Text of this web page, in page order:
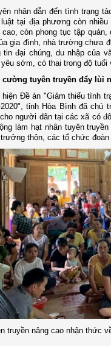
nhân dẫn đến tình trạng
luật tại địa phương còn
còn phong tục tập
gia đình, nhà trường chưa
tin đại chúng, du nhập của
sớm, có thai trong độ tuổi
cường tuyên truyền đẩy lùi
Đề án "Giảm thiểu tình
2020", tỉnh Hòa Bình đã chú
người dân tại các xã có
làm hạt nhân tuyên
thôn, các tổ chức
truyền nâng cao nhận thức